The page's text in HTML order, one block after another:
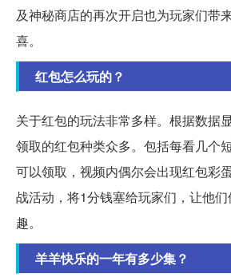
及神秘商店的再次开启也为玩家们带
喜。
红包怎么玩的？
关于红包的玩法非常多样。根据数据
领取的红包种类众多。包括每看几个
可以领取，视频内偶尔会出现红包彩
战活动，将1分钱塞给玩家们，让他
趣。
羊羊快乐的一年有多少集？